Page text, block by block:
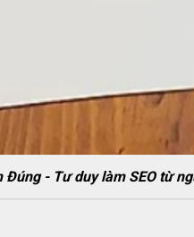
Đúng - Tư duy làm SEO từ